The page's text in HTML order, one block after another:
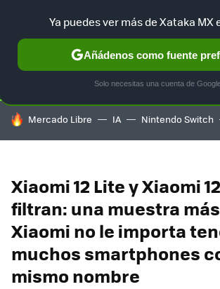
SELECCIÓN GAMING HOME AUTO
HOY SE HABLA DE
Mercado Libre IA Nintendo Switch
Xiaomi 12 Lite y Xiaomi
filtran: una muestra
Xiaomi no le importa
muchos smartphones
mismo nombre
Ya puedes ver más de Xataka MX
Añádenos como fuente
Solo necesitas una cuenta de